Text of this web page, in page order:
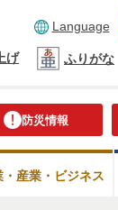
Language
げ ふりがな
防災情報
・産業・ビジネス